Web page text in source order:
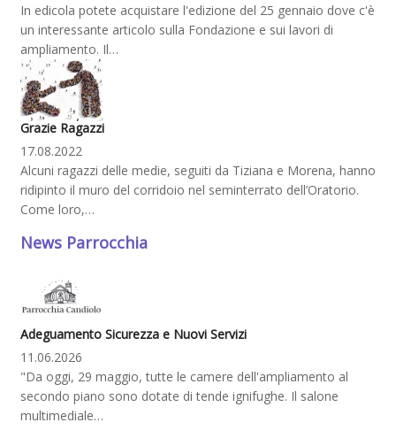
In edicola potete acquistare l'edizione del 25 gennaio dove c'è
un interessante articolo sulla Fondazione e sui lavori di
ampliamento. Il…
Grazie Ragazzi
17.08.2022
Alcuni ragazzi delle medie, seguiti da Tiziana e Morena, hanno
ridipinto il muro del corridoio nel seminterrato dell’Oratorio.
Come loro,…
News Parrocchia
Adeguamento Sicurezza e Nuovi Servizi
11.06.2026
"Da oggi, 29 maggio, tutte le camere dell'ampliamento al
secondo piano sono dotate di tende ignifughe. Il salone
multimediale…